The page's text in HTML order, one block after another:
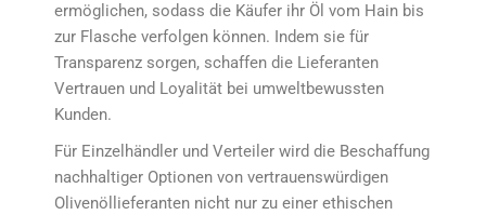
ermöglichen, sodass die Käufer ihr Öl vom Hain bis
zur Flasche verfolgen können. Indem sie für
Transparenz sorgen, schaffen die Lieferanten
Vertrauen und Loyalität bei umweltbewussten
Kunden.
Für Einzelhändler und Verteiler wird die Beschaffung
nachhaltiger Optionen von vertrauenswürdigen
Olivenöllieferanten nicht nur zu einer ethischen